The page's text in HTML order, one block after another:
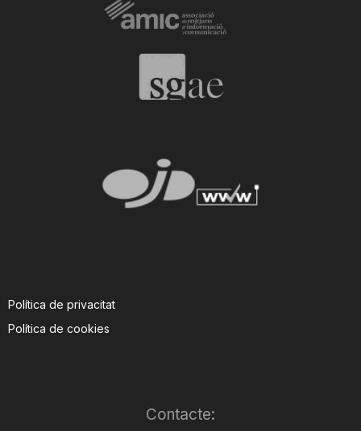
Política de privacitat
Política de cookies
Contacte: